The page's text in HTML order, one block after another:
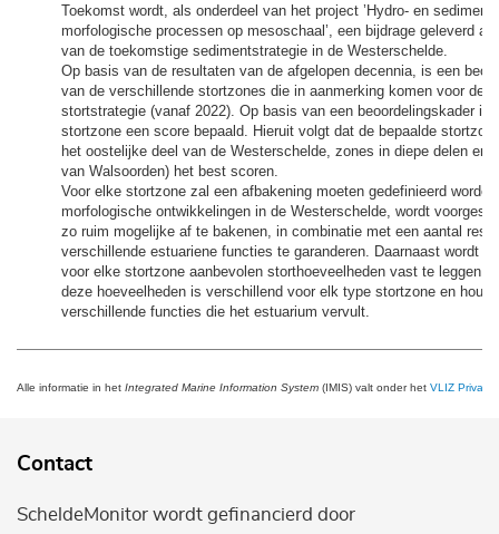
Toekomst wordt, als onderdeel van het project ’Hydro- en
morfologische processen op mesoschaal’, een bijdrage geleverd
van de toekomstige sedimentstrategie in de Westerschelde.
Op basis van de resultaten van de afgelopen decennia, is een
van de verschillende stortzones die in aanmerking komen voor de
stortstrategie (vanaf 2022). Op basis van een beoordelingskader is
stortzone een score bepaald. Hieruit volgt dat de bepaalde
het oostelijke deel van de Westerschelde, zones in diepe delen en
van Walsoorden) het best scoren.
Voor elke stortzone zal een afbakening moeten gedefinieerd
morfologische ontwikkelingen in de Westerschelde, wordt
zo ruim mogelijke af te bakenen, in combinatie met een aantal
verschillende estuariene functies te garanderen. Daarnaast wordt
voor elke stortzone aanbevolen storthoeveelheden vast te leggen.
deze hoeveelheden is verschillend voor elk type stortzone en
verschillende functies die het estuarium vervult.
Alle informatie in het Integrated Marine Information System (IMIS) valt onder het VLIZ Privacy
Contact
ScheldeMonitor wordt gefinancierd door